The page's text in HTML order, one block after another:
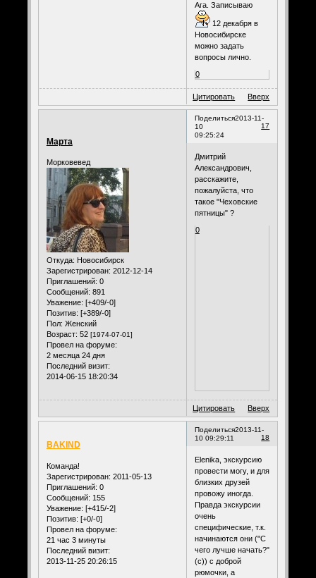
Ага. Записываю
12 декабря в
Новосибирске
можно задать
вопросы лично.
0
Цитировать Вверх
Поделиться
17
2013-11-
10
09:25:24
Марта
Морковевед
Откуда: Новосибирск
Зарегистрирован: 2012-12-14
Приглашений: 0
Сообщений: 891
Уважение: [+409/-0]
Позитив: [+389/-0]
Пол: Женский
Возраст: 52 [1974-07-01]
Провел на форуме:
2 месяца 24 дня
Последний визит:
2014-06-15 18:20:34
Дмитрий
Александрович,
расскажите,
пожалуйста, что
такое "Чеховские
пятницы" ?
0
Цитировать Вверх
Поделиться
18
2013-11-
10 09:29:11
BAKIND
Команда!
Зарегистрирован: 2011-05-13
Приглашений: 0
Сообщений: 155
Уважение: [+415/-2]
Позитив: [+0/-0]
Провел на форуме:
21 час 3 минуты
Последний визит:
2013-11-25 20:26:15
Elenika, экскурсию
провести могу, и для
близких друзей
провожу иногда.
Правда экскурсии
очень
специфические, т.к.
начинаются они ("С
чего лучше начать?"
(с)) с доброй
рюмочки, а